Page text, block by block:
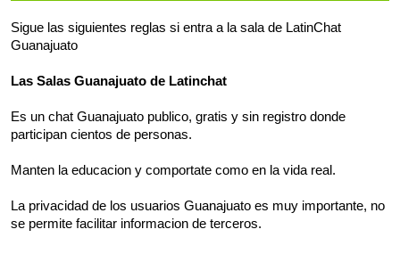
Sigue las siguientes reglas si entra a la sala de LatinChat
Guanajuato
Las Salas Guanajuato de Latinchat
Es un chat Guanajuato publico, gratis y sin registro donde
participan cientos de personas.
Manten la educacion y comportate como en la vida real.
La privacidad de los usuarios Guanajuato es muy importante, no
se permite facilitar informacion de terceros.